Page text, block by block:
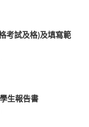
考試及格)及填寫範
生報告書